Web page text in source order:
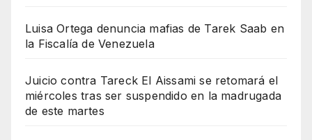
Luisa Ortega denuncia mafias de Tarek Saab en
la Fiscalía de Venezuela
Juicio contra Tareck El Aissami se retomará el
miércoles tras ser suspendido en la madrugada
de este martes